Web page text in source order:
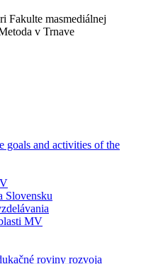
Fakulte masmediálnej
v Trnave
goals and activities of the
Slovensku
MV
roviny rozvoja